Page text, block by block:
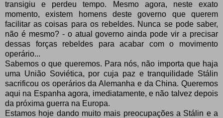
transigiu e perdeu tempo. Mesmo agora, neste exato
momento, existem homens deste governo que querem
facilitar as coisas para os rebeldes. Nunca se pode saber,
não é mesmo? - o atual governo ainda pode vir a precisar
dessas forças rebeldes para acabar com o movimento
operário...
Sabemos o que queremos. Para nós, não importa que haja
uma União Soviética, por cuja paz e tranquilidade Stálin
sacrificou os operários da Alemanha e da China. Queremos
aqui na Espanha agora, imediatamente, e não talvez depois
da próxima guerra na Europa.
Estamos hoje dando muito mais preocupações a Stálin e a